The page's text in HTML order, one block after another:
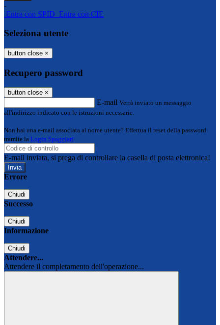
-
Entra con SPID Entra con CIE
Seleziona utente
button close ×
Recupero password
button close ×
E-mail Verrà inviato un messaggio
all'indirizzo indicato con le istruzioni necessarie.
Non hai una e-mail associata al nome utente? Effettua il reset della password
tramite la Login Spaggiari
E-mail inviata, si prega di controllare la casella di posta elettronica!
Errore
Chiudi
Successo
Chiudi
Informazione
Chiudi
Attendere...
Attendere il completamento dell'operazione...